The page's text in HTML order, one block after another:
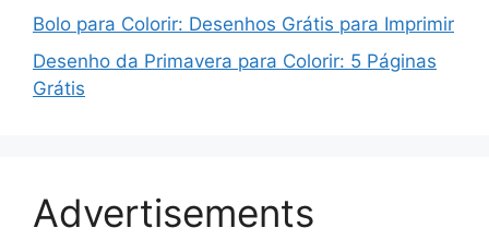
Bolo para Colorir: Desenhos Grátis para Imprimir
Desenho da Primavera para Colorir: 5 Páginas
Grátis
Advertisements